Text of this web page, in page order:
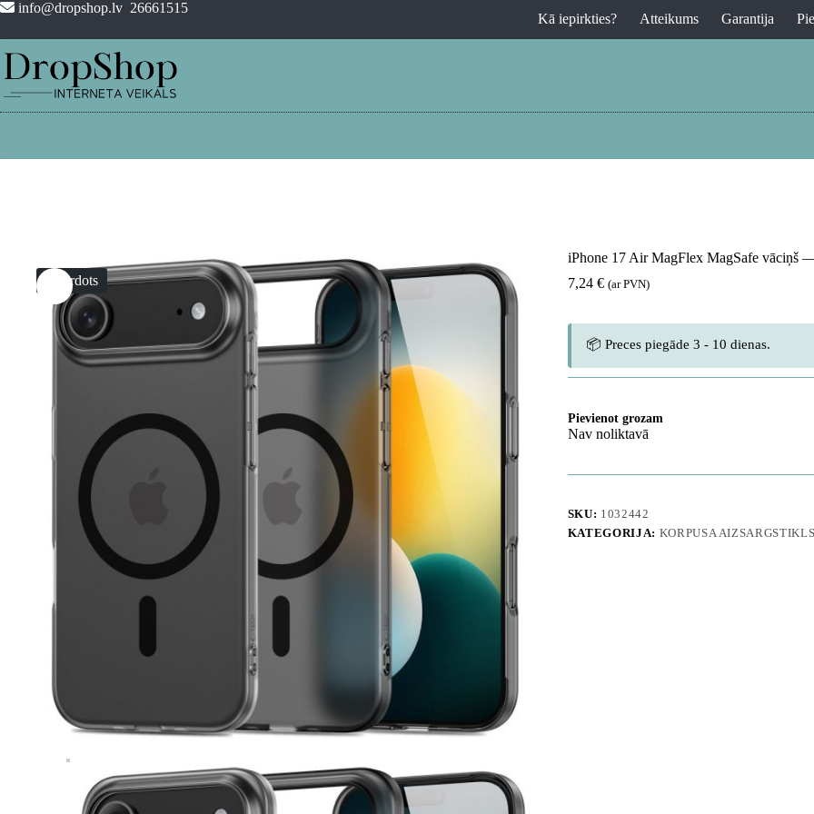
Pāriet
saturu
info@dropshop.lv 26661515
Kā iepirkties? Atteikums Garantija
Izpārdots
iPhone 17 Air MagFlex MagSafe vāciņš
7,24 € (ar PVN)
📦 Preces piegāde 3 - 10 dienas.
Pievienot grozam
Nav noliktavā
SKU: 1032442
KATEGORIJA: KORPUSA